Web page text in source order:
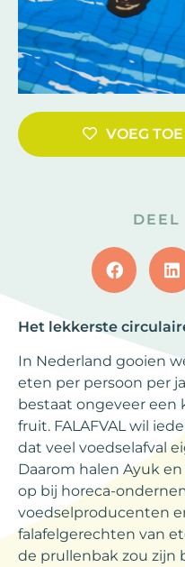
Het lekkerste
In Nederland gooien
eten per persoon per
bestaat ongeveer
fruit. FALAFVAL wil
dat veel voedselafval
Daarom halen Ayuk
op bij horeca-
voedselproducenten
falafelgerechten van
de prullenbak zou zijn
VOEG
DEEL